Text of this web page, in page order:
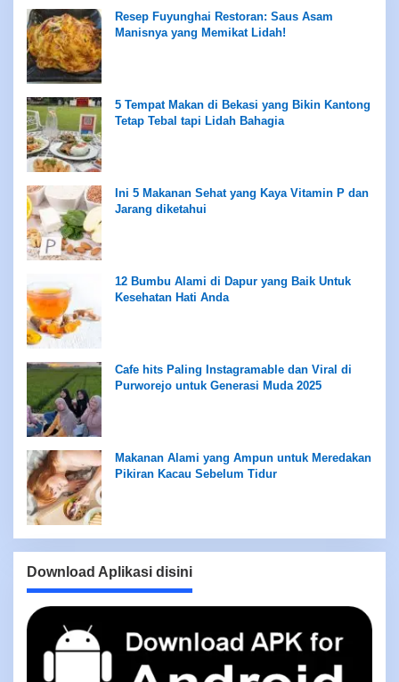
Resep Fuyunghai Restoran: Saus Asam
Manisnya yang Memikat Lidah!
5 Tempat Makan di Bekasi yang Bikin Kantong
Tetap Tebal tapi Lidah Bahagia
Ini 5 Makanan Sehat yang Kaya Vitamin P dan
Jarang diketahui
12 Bumbu Alami di Dapur yang Baik Untuk
Kesehatan Hati Anda
Cafe hits Paling Instagramable dan Viral di
Purworejo untuk Generasi Muda 2025
Makanan Alami yang Ampun untuk Meredakan
Pikiran Kacau Sebelum Tidur
Download Aplikasi disini